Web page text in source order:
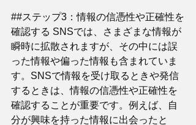
##ステップ3：情報の信憑性や正確性を
確認する SNSでは、さまざまな情報が
瞬時に拡散されますが、その中には誤
った情報や偏った情報も含まれていま
す。SNSで情報を受け取るときや発信
するときは、情報の信憑性や正確性を
確認することが重要です。例えば、自
分が興味を持った情報に出会ったと